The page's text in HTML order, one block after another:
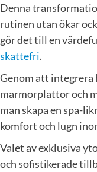
Denna
rutinen utan ökar
gör det till en
skattefri.
Genom att
marmorplattor och
man skapa en spa-
komfort och lugn
Valet av exklusiva
och sofistikerade